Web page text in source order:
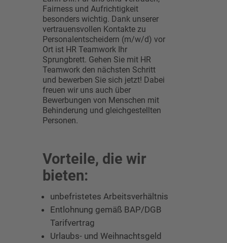
Fairness und Aufrichtigkeit
besonders wichtig. Dank unserer
vertrauensvollen Kontakte zu
Personalentscheidern (m/w/d) vor
Ort ist HR Teamwork Ihr
Sprungbrett. Gehen Sie mit HR
Teamwork den nächsten Schritt
und bewerben Sie sich jetzt! Dabei
freuen wir uns auch über
Bewerbungen von Menschen mit
Behinderung und gleichgestellten
Personen.
Vorteile, die wir
bieten:
unbefristetes Arbeitsverhältnis
Entlohnung gemäß BAP/DGB
Tarifvertrag
Urlaubs- und Weihnachtsgeld